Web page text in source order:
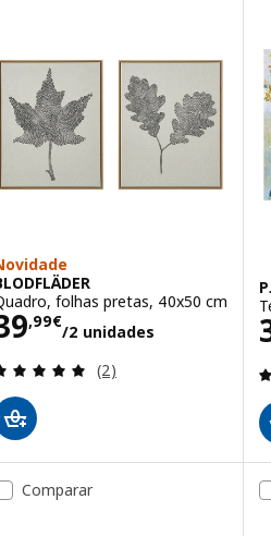
folhas pretas, 40x50 cm
,99€
/2 unidades
39,99€/2
Avaliação: 5 fora de
(2)
Comparar